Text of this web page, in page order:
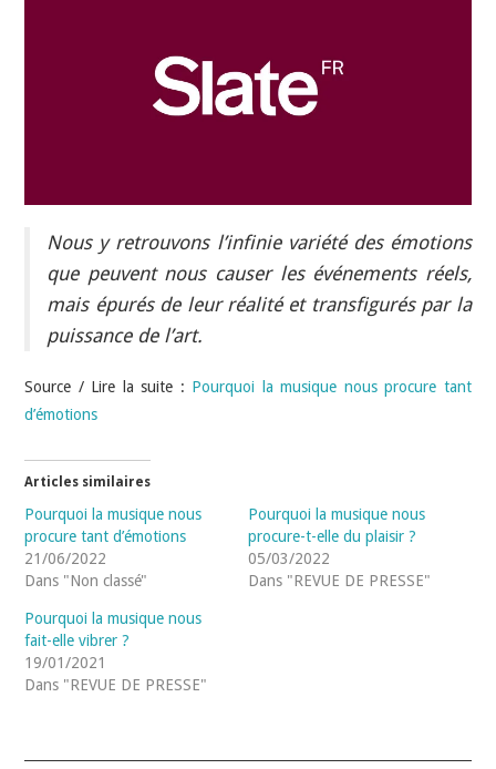
Nous y retrouvons l’infinie variété des émotions
que peuvent nous causer les événements réels,
mais épurés de leur réalité et transfigurés par la
puissance de l’art.
Source / Lire la suite : Pourquoi la musique nous procure tant
d’émotions
Articles similaires
Pourquoi la musique nous
procure tant d’émotions
21/06/2022
Dans "Non classé"
Pourquoi la musique nous
procure-t-elle du plaisir ?
05/03/2022
Dans "REVUE DE PRESSE"
Pourquoi la musique nous
fait-elle vibrer ?
19/01/2021
Dans "REVUE DE PRESSE"